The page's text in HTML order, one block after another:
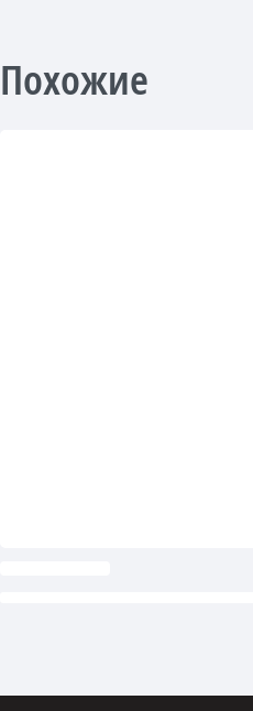
Похожие